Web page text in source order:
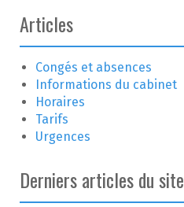
Articles
Congés et absences
Informations du cabinet
Horaires
Tarifs
Urgences
Derniers articles du site